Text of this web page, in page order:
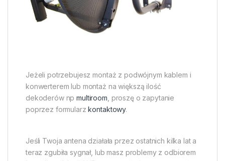
Jeżeli potrzebujesz montaż z podwójnym kablem i
konwerterem lub montaż na większą ilość
dekoderów npmultiroom , proszę o zapytanie
poprzez formularzkontaktowy.
Jeśli Twoja antena działała przez ostatnich kilka lat a
teraz zgubiła sygnał, lub masz problemy z odbiorem